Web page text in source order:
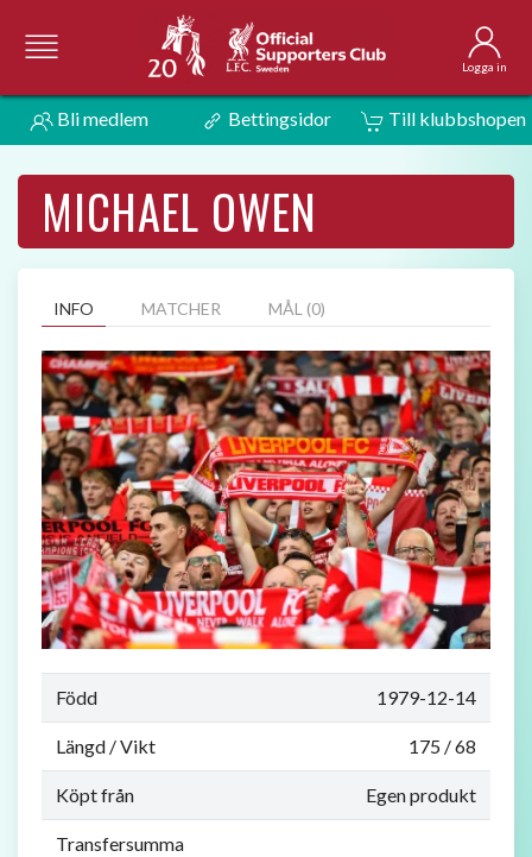
Logga in
Bli medlem Bettingsidor Till klubbshopen
MICHAEL OWEN
INFO MATCHER MÅL (0)
Född 1979-12-14
Längd / Vikt 175 / 68
Köpt från Egen produkt
Transfersumma